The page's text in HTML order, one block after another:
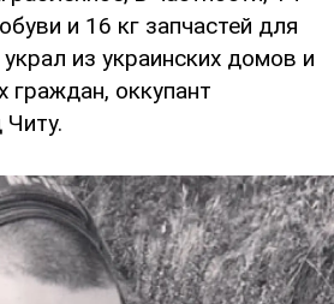
и 16 кг запчастей для
из украинских домов и
граждан, оккупант
Читу.